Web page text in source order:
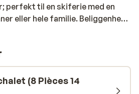
perfekt til en skiferie med en
eller hele familie. Beliggenhed
af Vallandry og blot 30 meter fra
fem badeværelser og en
endda en sauna, som er skøn at
dag på pisterne! Den
byder på, er prikken over
(8 Pièces 14